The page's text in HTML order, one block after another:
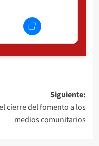
Siguiente:
cierre del fomento a los
medios comunitarios